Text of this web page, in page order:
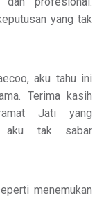
yang tak
aku tahu ini
Terima kasih
Jati yang
aku tak sabar
menemukan